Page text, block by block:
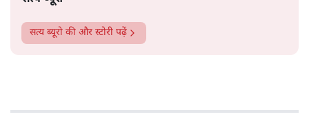
सत्य ब्यूरो की और स्टोरी पढ़ें